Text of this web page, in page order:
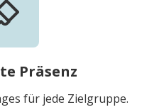
Präsenz
für jede Zielgruppe.